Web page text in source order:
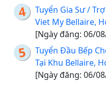
Tuyển Gia Sư /
Viet My Bellaire,
[Ngày đăng: 06/
Tuyển Đầu Bếp
Tại Khu Bellaire,
[Ngày đăng: 06/